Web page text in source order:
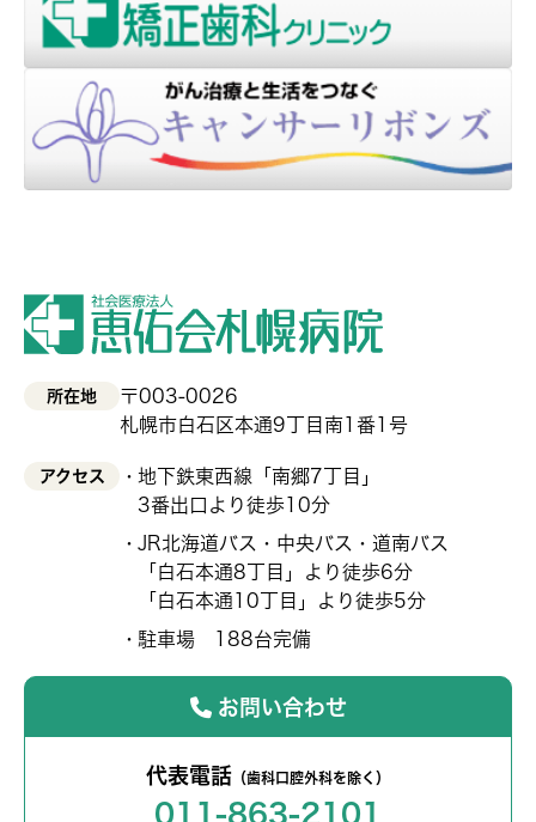
所在地
〒003-0026
札幌市白石区本通9丁目南1番1号
アクセス
地下鉄東西線「南郷7丁目」
3番出口より徒歩10分
JR北海道バス・中央バス・道南バス
「白石本通8丁目」より徒歩6分
「白石本通10丁目」より徒歩5分
駐車場 188台完備
お問い合わせ
代表電話 （歯科口腔外科を除く）
011-863-2101